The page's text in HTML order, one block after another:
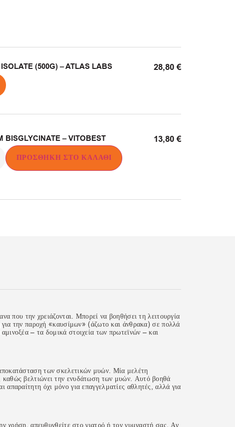
(500G) – ATLAS LABS 28,80€
BISGLYCINATE – VITOBEST 13,80€
ΠΡΟΣΘΉΚΗ ΣΤΟ ΚΑΛΆΘΙ
που την χρειάζονται. Μπορεί να βοηθήσει τη λειτουργία
για την παροχή «καυσίμων» (άζωτο και άνθρακα) σε πολλά
– τα δομικά στοιχεία των πρωτεϊνών – και
των σκελετικών μυών. Μία μελέτη
βελτιώνει την ενυδάτωση των μυών. Αυτό βοηθά
όχι μόνο για επαγγελματίες αθλητές, αλλά για